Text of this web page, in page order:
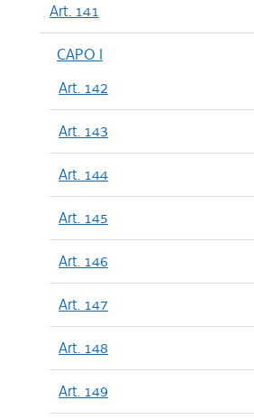
Art. 141
CAPO I
Art. 142
Art. 143
Art. 144
Art. 145
Art. 146
Art. 147
Art. 148
Art. 149